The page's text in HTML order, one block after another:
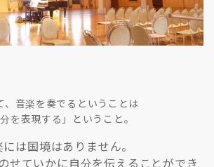
、音楽を奏でるということは
分を表現する」ということ。
には国境はありません。
せていかに自分を伝えることができ